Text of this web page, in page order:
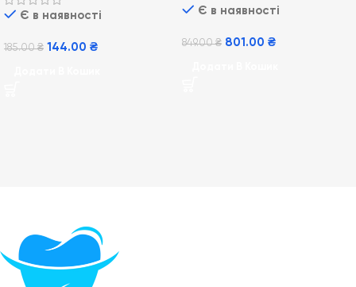
Є в наявності
185.00₴ 144.00 ₴
Є в наявності
849.00₴ 801.00 ₴